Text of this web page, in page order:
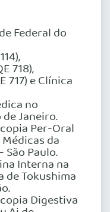
Federal do
718),
717) e Clínica
no
Janeiro.
Per-Oral
da
São Paulo.
Interna na
de Tokushima
Digestiva